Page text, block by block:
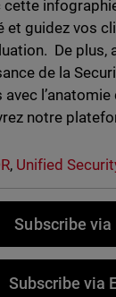
cette
et guidez vos
De plus,
de la
notre
, Unified
Subscribe via
Subscribe via